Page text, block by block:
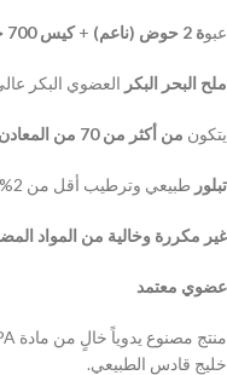
عبوة 2 حوض (ناعم) +كيس 700 جر
ملح البحر البكر العضوي البكر
يتكون من أكثر من 70 من المعادن الأساسية والعناصر النزرة
تبلور طبيعي وترطيب أقل من 2%.
غير مكررة وخالية من المواد
عضوي معتمد
خليج قادس الطبيعي.